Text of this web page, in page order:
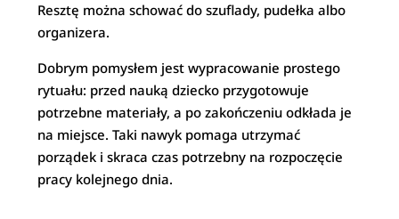
Resztę można schować do szuflady, pudełka albo
organizera.
Dobrym pomysłem jest wypracowanie prostego
rytuału: przed nauką dziecko przygotowuje
potrzebne materiały, a po zakończeniu odkłada je
na miejsce. Taki nawyk pomaga utrzymać
porządek i skraca czas potrzebny na rozpoczęcie
pracy kolejnego dnia.